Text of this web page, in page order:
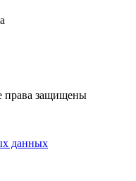
права защищены
данных